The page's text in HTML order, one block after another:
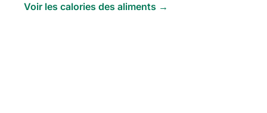
Voir les calories des aliments →